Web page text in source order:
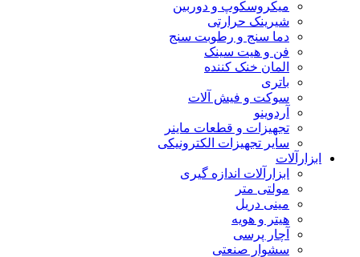
میکروسکوپ و دوربین
شیرینک حرارتی
دما سنج و رطوبت سنج
فن و هیت سینک
المان خنک کننده
باتری
سوکت و فیش آلات
آردوینو
تجهیزات و قطعات ماینر
سایر تجهیزات الکترونیکی
ابزارآلات
ابزارآلات اندازه گیری
مولتی متر
مینی دریل
هیتر و هویه
آچار پرسی
سشوار صنعتی